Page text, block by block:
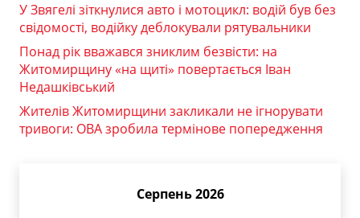
У Звягелі зіткнулися авто і мотоцикл: водій був без
свідомості, водійку деблокували рятувальники
Понад рік вважався зниклим безвісти: на
Житомирщину «на щиті» повертається Іван
Недашківський
Жителів Житомирщини закликали не ігнорувати
тривоги: ОВА зробила термінове попередження
Серпень 2026